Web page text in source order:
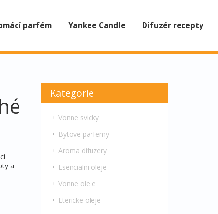
parfém Yankee Candle Difuzér recepty
a
Kategorie
Vonne svicky
Bytove parfémy
Aroma difuzery
Esencialni oleje
Vonne oleje
Etericke oleje